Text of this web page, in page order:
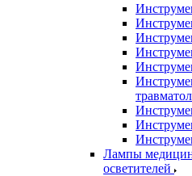
Лампы
осветителей